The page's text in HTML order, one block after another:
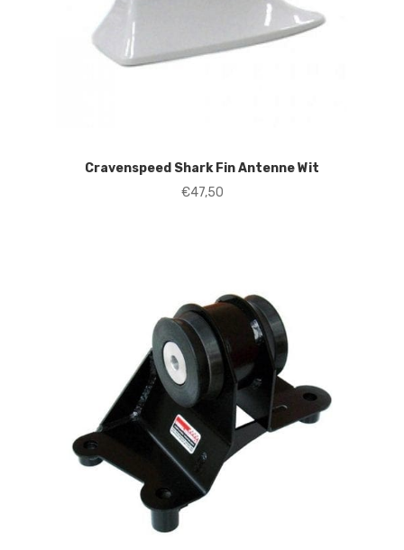
Cravenspeed Shark Fin Antenne Wit
€47,50